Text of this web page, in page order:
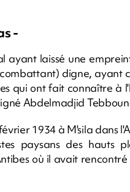
-
laissé une
digne, ayant
qui ont fait connaître à
Abdelmadjid
1934 à M'sila dans
paysans des hauts
où il avait rencontré